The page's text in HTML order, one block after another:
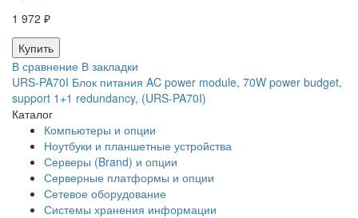
1 972 ₽
В сравнение В закладки
URS-PA70I Блок питания AC power module, 70W power budget,
support 1+1 redundancy, (URS-PA70I)
Каталог
Компьютеры и опции
Ноутбуки и планшетные устройства
Серверы (Brand) и опции
Серверные платформы и опции
Сетевое оборудование
Системы хранения информации